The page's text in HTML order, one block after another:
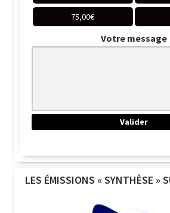
75,00€
Votre message
LES ÉMISSIONS « SYNTHÈSE »